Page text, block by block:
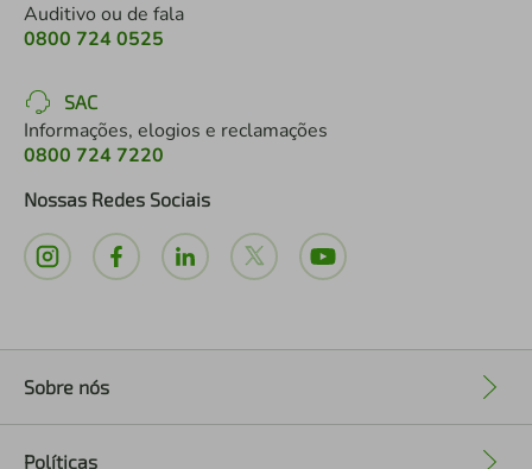
Auditivo ou de fala
0800 724 0525
SAC
Informações, elogios e reclamações
0800 724 7220
Nossas Redes Sociais
Sobre nós
Políticas